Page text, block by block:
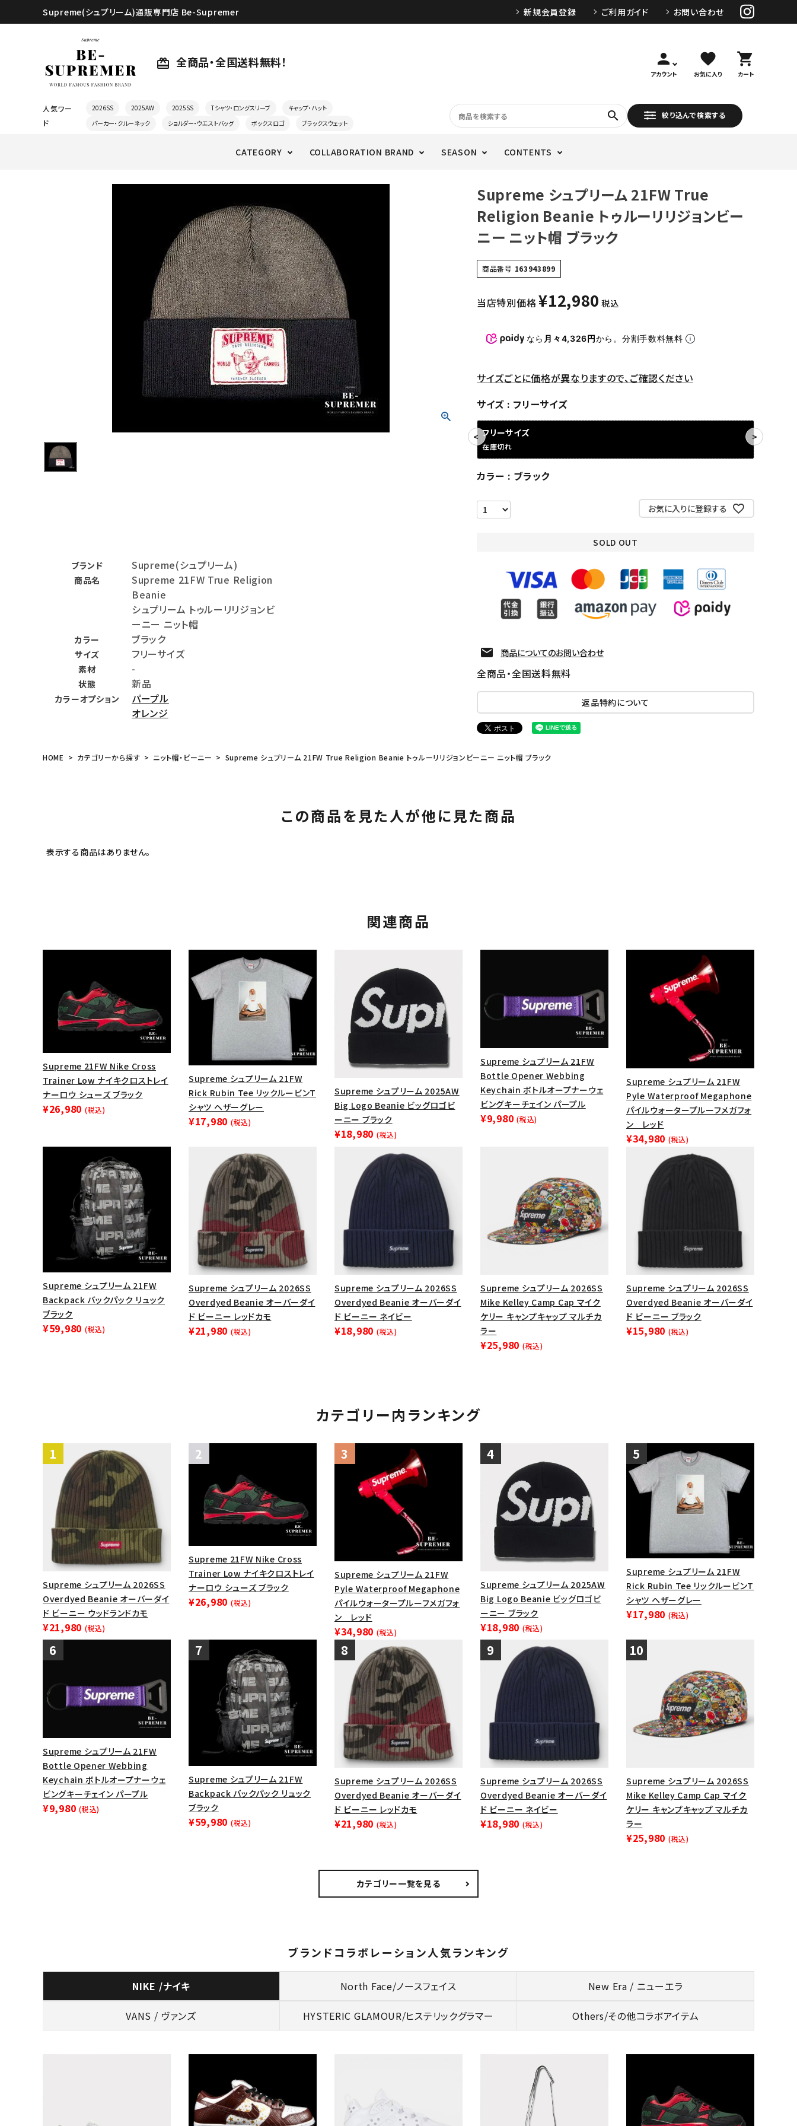
Supreme(シュプリーム)通販専門店 Be-Supremer 新規会員登録 ご利用ガイド お問い合わせ
card_giftcard 全商品・全国送料無料！ person
アカウント
favorite
お気に入り
shopping_cart
カート
人気ワー
ド
2026SS 2025AW 2025SS Tシャツ・ロングスリーブ
キャップ・ハット
パーカー・クルーネック
ショルダー・ウエストバッグ ボックスロゴ ブラックスウェット
search 絞り込んで検索する
CATEGORY COLLABORATION BRAND SEASON CONTENTS
キーワードから探す
カテゴリーから探す コラボレーションブランドから探す
シーズンから探す 価格から探す
円 ～
人気ワード
2025AW
Tシャツ・ロングスリーブ
キャップ・ハット
在庫のない商品を表示する
絞り込んで検索する
Tシャツ・ロングスリーブ
パーカー・トレーナー
その他バッグ類
COLLABORATION BRAND
ACCOUNT MENU
Follow us
ブランド Supreme(シュプリーム)
商品名
Supreme 21FW True Religion
Beanie
シュプリーム トゥルーリリジョンビ
ーニー ニット帽
カラー ブラック
サイズ フリーサイズ
素材 -
状態 新品
カラーオプション
パープル
オレンジ
Supreme シュプリーム 21FW True
Religion Beanie トゥルーリリジョンビー
ニー ニット帽 ブラック
商品番号 163943899
当店特別価格¥12,980 税込
なら 月々4,326円から。分割手数料無料
サイズごとに価格が異なりますので、ご確認ください
サイズ
フリーサイズ
フリーサイズ
在庫切れ
カラー ブラック
お気に入りに登録する
SOLD OUT
商品についてのお問い合わせ
全商品・全国送料無料
返品特約について
HOME カテゴリーから探す ニット帽・ビーニー Supreme シュプリーム 21FW True Religion Beanie トゥルーリリジョンビーニー ニット帽 ブラック
この商品を見た人が他に見た商品
表示する商品はありません。
関連商品
Supreme 21FW Nike Cross
Trainer Low ナイキクロストレイ
ナーロウ シューズ ブラック
¥26,980 (税込)
Supreme シュプリーム 21FW
Rick Rubin Tee リックルービンT
シャツ ヘザーグレー
¥17,980 (税込)
Supreme シュプリーム 2025AW
Big Logo Beanie ビッグロゴビ
ーニー ブラック
¥18,980 (税込)
Supreme シュプリーム 21FW
Bottle Opener Webbing
Keychain ボトルオープナーウェ
ビングキーチェイン パープル
¥9,980 (税込)
Supreme シュプリーム 21FW
Pyle Waterproof Megaphone
パイルウォータープルーフメガフォ
ン レッド
¥34,980 (税込)
Supreme シュプリーム 21FW
Backpack バックパック リュック
ブラック
¥59,980 (税込)
Supreme シュプリーム 2026SS
Overdyed Beanie オーバーダイ
ド ビーニー レッドカモ
¥21,980 (税込)
Supreme シュプリーム 2026SS
Overdyed Beanie オーバーダイ
ド ビーニー ネイビー
¥18,980 (税込)
Supreme シュプリーム 2026SS
Mike Kelley Camp Cap マイク
ケリー キャンプキャップ マルチカ
ラー
¥25,980 (税込)
Supreme シュプリーム 2026SS
Overdyed Beanie オーバーダイ
ド ビーニー ブラック
¥15,980 (税込)
カテゴリー内ランキング
Supreme シュプリーム 2026SS
Overdyed Beanie オーバーダイ
ド ビーニー ウッドランドカモ
¥21,980 (税込)
Supreme 21FW Nike Cross
Trainer Low ナイキクロストレイ
ナーロウ シューズ ブラック
¥26,980 (税込)
Supreme シュプリーム 21FW
Pyle Waterproof Megaphone
パイルウォータープルーフメガフォ
ン レッド
¥34,980 (税込)
Supreme シュプリーム 2025AW
Big Logo Beanie ビッグロゴビ
ーニー ブラック
¥18,980 (税込)
Supreme シュプリーム 21FW
Rick Rubin Tee リックルービンT
シャツ ヘザーグレー
¥17,980 (税込)
Supreme シュプリーム 21FW
Bottle Opener Webbing
Keychain ボトルオープナーウェ
ビングキーチェイン パープル
¥9,980 (税込)
Supreme シュプリーム 21FW
Backpack バックパック リュック
ブラック
¥59,980 (税込)
Supreme シュプリーム 2026SS
Overdyed Beanie オーバーダイ
ド ビーニー レッドカモ
¥21,980 (税込)
Supreme シュプリーム 2026SS
Overdyed Beanie オーバーダイ
ド ビーニー ネイビー
¥18,980 (税込)
Supreme シュプリーム 2026SS
Mike Kelley Camp Cap マイク
ケリー キャンプキャップ マルチカ
ラー
¥25,980 (税込)
カテゴリー一覧を見る
ブランドコラボレーション人気ランキング
NIKE /ナイキ North Face/ノースフェイス New Era / ニューエラ
VANS / ヴァンズ HYSTERIC GLAMOUR/ヒステリックグラマー Others/その他コラボアイテム